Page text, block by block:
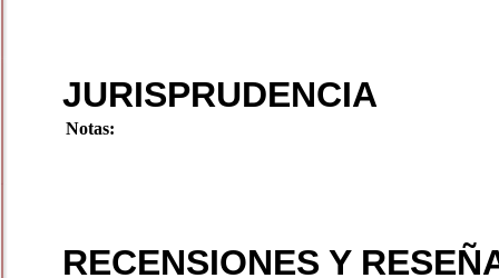
JURISPRUDENCIA
Notas:
RECENSIONES Y